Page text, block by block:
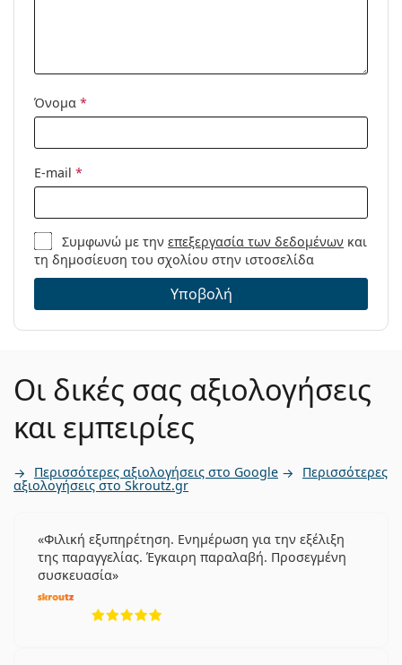
Όνομα *
E-mail *
Συμφωνώ με τηνεπεξεργασία των δεδομένων και
τη δημοσίευση του σχολίου στην ιστοσελίδα
Υποβολή
Οι δικές σας αξιολογήσεις
και εμπειρίες
Περισσότερες αξιολογήσεις στο Google Περισσότερες
αξιολογήσεις στο Skroutz.gr
Φιλική εξυπηρέτηση. Ενημέρωση για την εξέλιξη
της παραγγελίας. Έγκαιρη παραλαβή. Προσεγμένη
συσκευασία